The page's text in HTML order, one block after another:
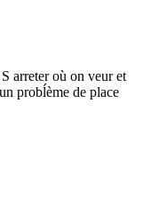
arreter où on veur et
probĺème de place